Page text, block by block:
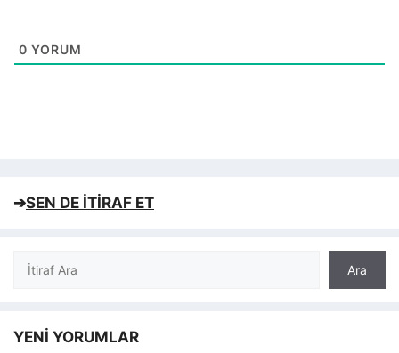
0 YORUM
➔SEN DE İTİRAF ET
Ara
Ara
YENİ YORUMLAR